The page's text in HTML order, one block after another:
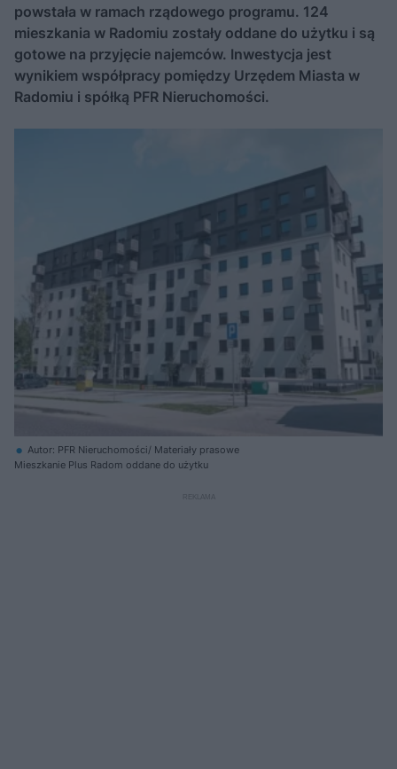
powstała w ramach rządowego programu. 124
mieszkania w Radomiu zostały oddane do użytku i są
gotowe na przyjęcie najemców. Inwestycja jest
wynikiem współpracy pomiędzy Urzędem Miasta w
Radomiu i spółką PFR Nieruchomości.
Autor: PFR Nieruchomości/ Materiały prasowe
Mieszkanie Plus Radom oddane do użytku